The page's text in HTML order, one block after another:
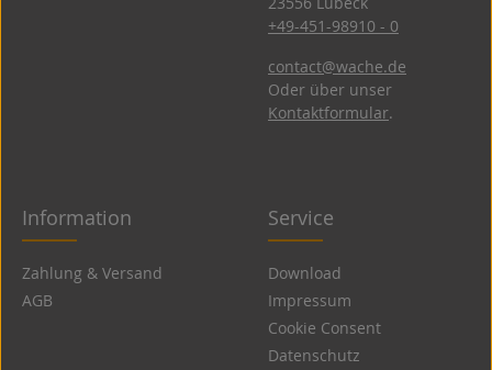
+49-451-98910 - 0
contact@wache.de
Oder über unser
Kontaktformular.
Information
Zahlung & Versand
AGB
Service
Download
Impressum
Cookie Consent
Datenschutz